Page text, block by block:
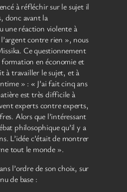
à réfléchir sur le sujet il
donc avant la
une réaction violente à
contre rien », nous
Ce questionnement
formation en économie et
à travailler le sujet, et à
» : « J’ai fait cinq ans
est très difficile à
experts contre experts,
Alors que l’intéressant
philosophique qu’il y a
L’idée c’était de montrer
tout le monde ».
l’ordre de son choix, sur
de base :